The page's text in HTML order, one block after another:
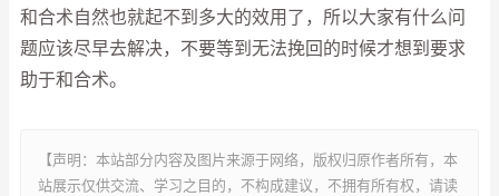
和合术自然也就起不到多大的效用了，所以大家有什么问
题应该尽早去解决，不要等到无法挽回的时候才想到要求
助于和合术。
【声明：本站部分内容及图片来源于网络，版权归原作者所有，本
站展示仅供交流、学习之目的，不构成建议，不拥有所有权，请读